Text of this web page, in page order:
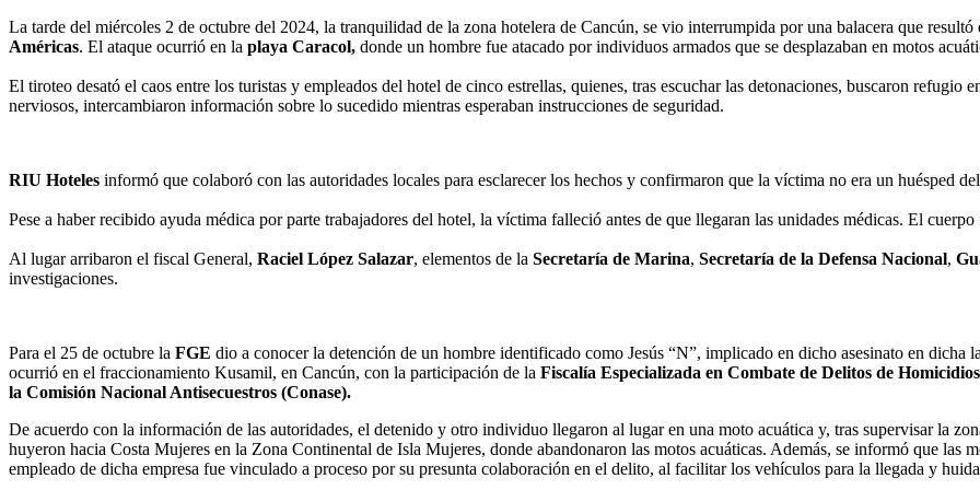
La tarde del miércoles 2 de octubre del 2024, la tranquilidad de la zona hotelera de Cancún, se vio interrumpida por una balacera que
Américas. El ataque ocurrió en la playa Caracol, donde un hombre fue atacado por individuos armados que se desplazaban en motos
El tiroteo desató el caos entre los turistas y empleados del hotel de cinco estrellas, quienes, tras escuchar las detonaciones, buscaron
nerviosos, intercambiaron información sobre lo sucedido mientras esperaban instrucciones de seguridad.
RIU Hoteles informó que colaboró con las autoridades locales para esclarecer los hechos y confirmaron que la víctima no era un huésped
Pese a haber recibido ayuda médica por parte trabajadores del hotel, la víctima falleció antes de que llegaran las unidades médicas. El
Al lugar arribaron el fiscal General, Raciel López Salazar, elementos de la Secretaría de Marina, Secretaría de la Defensa Nacional,
investigaciones.
Para el 25 de octubre la FGE dio a conocer la detención de un hombre identificado como Jesús “N”, implicado en dicho asesinato en
ocurrió en el fraccionamiento Kusamil, en Cancún, con la participación de la Fiscalía Especializada en Combate de Delitos de
la Comisión Nacional Antisecuestros (Conase).
De acuerdo con la información de las autoridades, el detenido y otro individuo llegaron al lugar en una moto acuática y, tras supervisar la
huyeron hacia Costa Mujeres en la Zona Continental de Isla Mujeres, donde abandonaron las motos acuáticas. Además, se informó que las
empleado de dicha empresa fue vinculado a proceso por su presunta colaboración en el delito, al facilitar los vehículos para la llegada y